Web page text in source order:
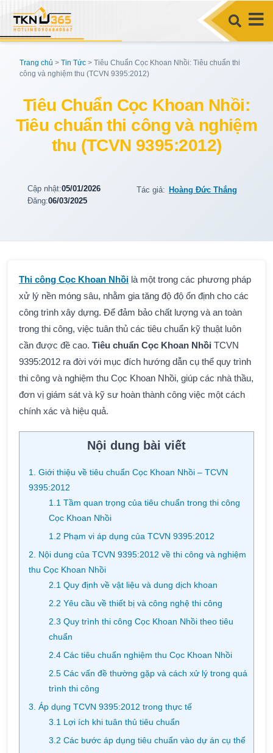
Trang chủ > Tin Tức > Tiêu Chuẩn Cọc Khoan Nhồi: Tiêu chuẩn thi
công và nghiệm thu (TCVN 9395:2012)
Tiêu Chuẩn Cọc Khoan Nhồi:
Tiêu chuẩn thi công và nghiệm
thu (TCVN 9395:2012)
Cập nhật:05/01/2026
Đăng:06/03/2025
Tác giả: Hoàng Đức Thắng
Thi công Cọc Khoan Nhồi là một trong các phương pháp
xử lý nền móng sâu, nhằm gia tăng độ độ ổn định cho các
công trình xây dựng. Để đảm bảo chất lượng và an toàn
trong thi công, việc tuân thủ các tiêu chuẩn kỹ thuật luôn
cần được đề cao. Tiêu chuẩn Cọc Khoan Nhồi TCVN
9395:2012 ra đời với mục đích hướng dẫn cụ thể quy trình
thi công và nghiệm thu Cọc Khoan Nhồi, giúp các nhà thầu,
đơn vị giám sát và kỹ sư hoàn thành công việc một cách
chính xác và hiệu quả.
Nội dung bài viết
1. Giới thiệu về tiêu chuẩn Cọc Khoan Nhồi – TCVN
9395:2012
1.1 Tầm quan trọng của tiêu chuẩn trong thi công
Cọc Khoan Nhồi
1.2 Phạm vi áp dụng của TCVN 9395:2012
2. Nội dung của TCVN 9395:2012 về thi công và nghiệm
thu Cọc Khoan Nhồi
2.1 Quy định về vật liệu và dung dịch khoan
2.2 Yêu cầu về thiết bị và công nghệ thi công
2.3 Quy trình thi công Cọc Khoan Nhồi theo tiêu
chuẩn
2.4 Các tiêu chuẩn nghiệm thu Cọc Khoan Nhồi
2.5 Các vấn đề thường gặp và cách xử lý trong quá
trình thi công
3. Áp dụng TCVN 9395:2012 trong thực tế
3.1 Lợi ích khi tuân thủ tiêu chuẩn
3.2 Các bước áp dụng tiêu chuẩn vào dự án cụ thể